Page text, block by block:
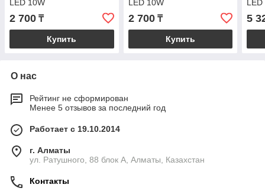
LED 10W
2 700 ₸
Купить
LED 10W
2 700₸
Купить
LED
5
О нас
Рейтинг не сформирован
Менее 5 отзывов за последний год
Работает с 19.10.2014
г. Алматы
ул. Ратушного, 88 блок A, Алматы, Казахстан
Контакты